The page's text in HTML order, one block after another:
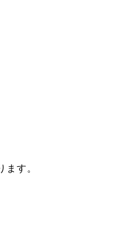
ます。